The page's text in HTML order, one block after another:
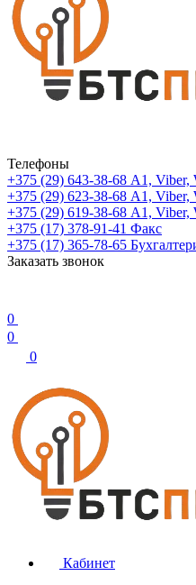
Телефоны
+375 (29) 643-38-68 А1, Viber,
+375 (29) 623-38-68 А1, Viber,
+375 (29) 619-38-68 А1, Viber,
+375 (17) 378-91-41 Факс
+375 (17) 365-78-65
Заказать звонок
0
0
0
Кабинет